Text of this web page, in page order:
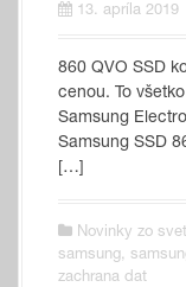
13. apríla 2019
860 QVO SSD
cenou. To
Samsung
Samsung SSD
[…]
Novinky zo
samsung,
zachrana dat